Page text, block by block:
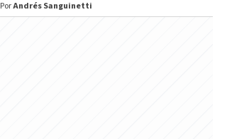
PorAndrés Sanguinetti